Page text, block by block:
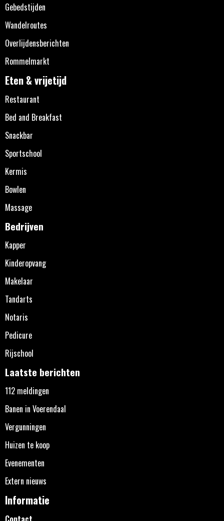
Gebedstijden
Wandelroutes
Overlijdensberichten
Rommelmarkt
Eten & vrijetijd
Restaurant
Bed and Breakfast
Snackbar
Sportschool
Kermis
Bowlen
Massage
Bedrijven
Kapper
Kinderopvang
Makelaar
Tandarts
Notaris
Pedicure
Rijschool
Laatste berichten
112 meldingen
Banen in Voerendaal
Vergunningen
Huizen te koop
Evenementen
Extern nieuws
Informatie